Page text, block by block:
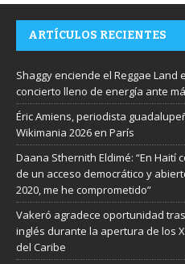
ARTÍCULOS RECIENTES
Shaggy enciende el Reggae
concierto lleno de energía ante
Éric Amiens, periodista
Wikimania 2026 en París
Daana Sthernith Eldimé: “En Haití
de un acceso democrático y
2020, me he comprometido”
Vakeró agradece oportunidad
inglés durante la apertura de los
del Caribe